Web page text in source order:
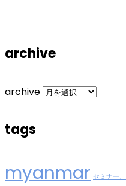
archive
archive
tags
myanmar セミナー